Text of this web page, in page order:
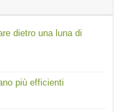
dietro una luna di
più efficienti